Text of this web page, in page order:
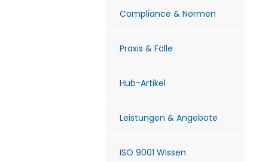
Compliance & Normen
Praxis & Fälle
Hub-Artikel
Leistungen & Angebote
ISO 9001 Wissen